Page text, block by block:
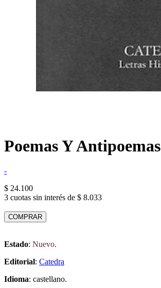
Poemas Y Antipoemas
-
$ 24.100
3 cuotas sin interés de $ 8.033
COMPRAR
Estado: Nuevo.
Editorial: Catedra
Idioma: castellano.